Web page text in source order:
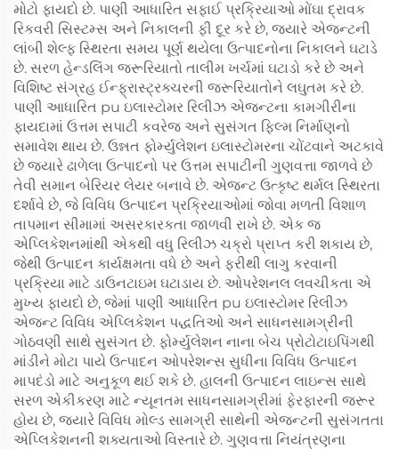
મોટો ફાયદો છે. પાણી આધારિત સફાઈ પ્રક્રિયાઓ મોંઘા દ્રાવક
રિકવરી સિસ્ટમ્સ અને નિકાલની ફી દૂર કરે છે, જ્યારે એજન્ટની
લાંબી શેલ્ફ સ્થિરતા સમય પૂર્ણ થયેલા ઉત્પાદનોના નિકાલને ઘટાડે
છે. સરળ હેન્ડલિંગ જરૂરિયાતો તાલીમ ખર્ચમાં ઘટાડો કરે છે અને
વિશિષ્ટ સંગ્રહ ઈન્ફ્રાસ્ટ્રક્ચરની જરૂરિયાતોને લઘુતમ કરે છે.
પાણી આધારિત pu ઇલાસ્ટોમર રિલીઝ એજન્ટના કામગીરીના
ફાયદામાં ઉત્તમ સપાટી કવરેજ અને સુસંગત ફિલ્મ નિર્માણનો
સમાવેશ થાય છે. ઉન્નત ફોર્મ્યુલેશન ઇલાસ્ટોમરના ચોંટવાને અટકાવે
છે જ્યારે ઢાળેલા ઉત્પાદનો પર ઉત્તમ સપાટીની ગુણવત્તા જાળવે છે
તેવી સમાન બેરિયર લેયર બનાવે છે. એજન્ટ ઉત્કૃષ્ટ થર્મલ સ્થિરતા
દર્શાવે છે, જે વિવિધ ઉત્પાદન પ્રક્રિયાઓમાં જોવા મળતી વિશાળ
તાપમાન સીમામાં અસરકારકતા જાળવી રાખે છે. એક જ
એપ્લિકેશનમાંથી એકથી વધુ રિલીઝ ચક્રો પ્રાપ્ત કરી શકાય છે,
જેથી ઉત્પાદન કાર્યક્ષમતા વધે છે અને ફરીથી લાગુ કરવાની
પ્રક્રિયા માટે ડાઉનટાઇમ ઘટાડાય છે. ઓપરેશનલ લવચીકતા એ
મુખ્ય ફાયદો છે, જેમાં પાણી આધારિત pu ઇલાસ્ટોમર રિલીઝ
એજન્ટ વિવિધ એપ્લિકેશન પદ્ધતિઓ અને સાધનસામગ્રીની
ગોઠવણી સાથે સુસંગત છે. ફોર્મ્યુલેશન નાના બેચ પ્રોટોટાઇપિંગથી
માંડીને મોટા પાયે ઉત્પાદન ઓપરેશન્સ સુધીના વિવિધ ઉત્પાદન
માપદંડો માટે અનુકૂળ થઈ શકે છે. હાલની ઉત્પાદન લાઇન્સ સાથે
સરળ એકીકરણ માટે ન્યૂનતમ સાધનસામગ્રીમાં ફેરફારની જરૂર
હોય છે, જ્યારે વિવિધ મોલ્ડ સામગ્રી સાથેની એજન્ટની સુસંગતતા
એપ્લિકેશનની શક્યતાઓ વિસ્તારે છે. ગુણવત્તા નિયંત્રણના